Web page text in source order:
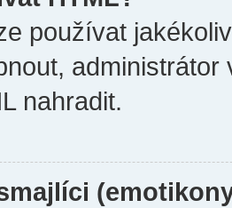
používat
nahradit.